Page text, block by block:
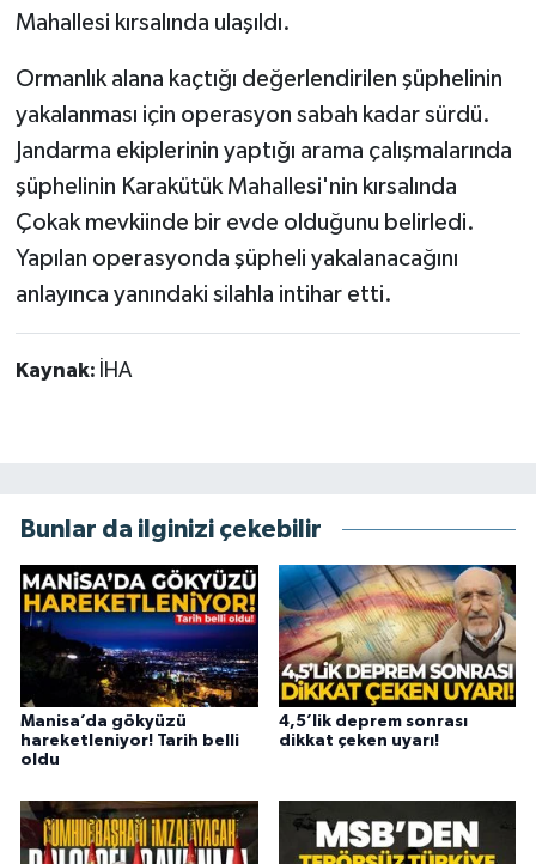
Mahallesi kırsalında ulaşıldı.
Ormanlık alana kaçtığı değerlendirilen şüphelinin
yakalanması için operasyon sabah kadar sürdü.
Jandarma ekiplerinin yaptığı arama çalışmalarında
şüphelinin Karakütük Mahallesi'nin kırsalında
Çokak mevkiinde bir evde olduğunu belirledi.
Yapılan operasyonda şüpheli yakalanacağını
anlayınca yanındaki silahla intihar etti.
Kaynak: İHA
Bunlar da ilginizi çekebilir
Manisa’da gökyüzü
hareketleniyor! Tarih belli
oldu
4,5’lik deprem sonrası
dikkat çeken uyarı!